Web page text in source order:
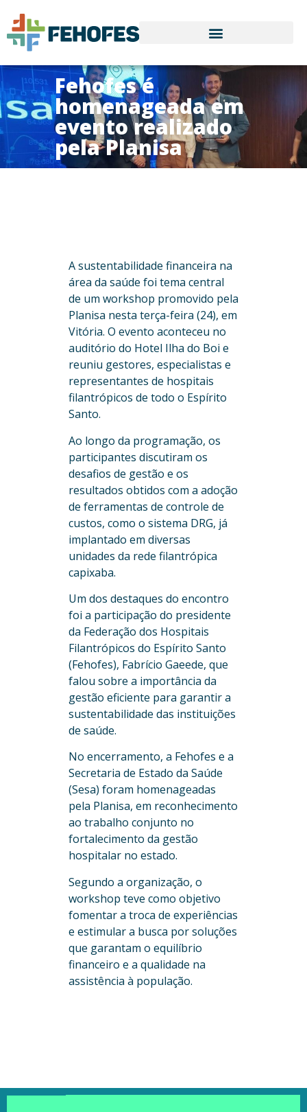
Fehofes é
homenageada em
evento realizado
pela Planisa
A sustentabilidade financeira na
área da saúde foi tema central
de um workshop promovido pela
Planisa nesta terça-feira (24), em
Vitória. O evento aconteceu no
auditório do Hotel Ilha do Boi e
reuniu gestores, especialistas e
representantes de hospitais
filantrópicos de todo o Espírito
Santo.
Ao longo da programação, os
participantes discutiram os
desafios de gestão e os
resultados obtidos com a adoção
de ferramentas de controle de
custos, como o sistema DRG, já
implantado em diversas
unidades da rede filantrópica
capixaba.
Um dos destaques do encontro
foi a participação do presidente
da Federação dos Hospitais
Filantrópicos do Espírito Santo
(Fehofes), Fabrício Gaeede, que
falou sobre a importância da
gestão eficiente para garantir a
sustentabilidade das instituições
de saúde.
No encerramento, a Fehofes e a
Secretaria de Estado da Saúde
(Sesa) foram homenageadas
pela Planisa, em reconhecimento
ao trabalho conjunto no
fortalecimento da gestão
hospitalar no estado.
Segundo a organização, o
workshop teve como objetivo
fomentar a troca de experiências
e estimular a busca por soluções
que garantam o equilíbrio
financeiro e a qualidade na
assistência à população.